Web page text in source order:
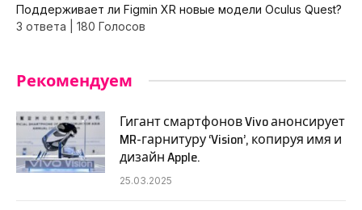
Поддерживает ли Figmin XR новые модели Oculus Quest?
3 ответа
180 Голосов
Рекомендуем
Гигант смартфонов Vivo анонсирует
MR-гарнитуру ‘Vision’, копируя имя и
дизайн Apple.
25.03.2025